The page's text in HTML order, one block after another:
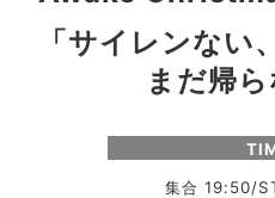
「サイレンない
まだ帰
集合 19:50/